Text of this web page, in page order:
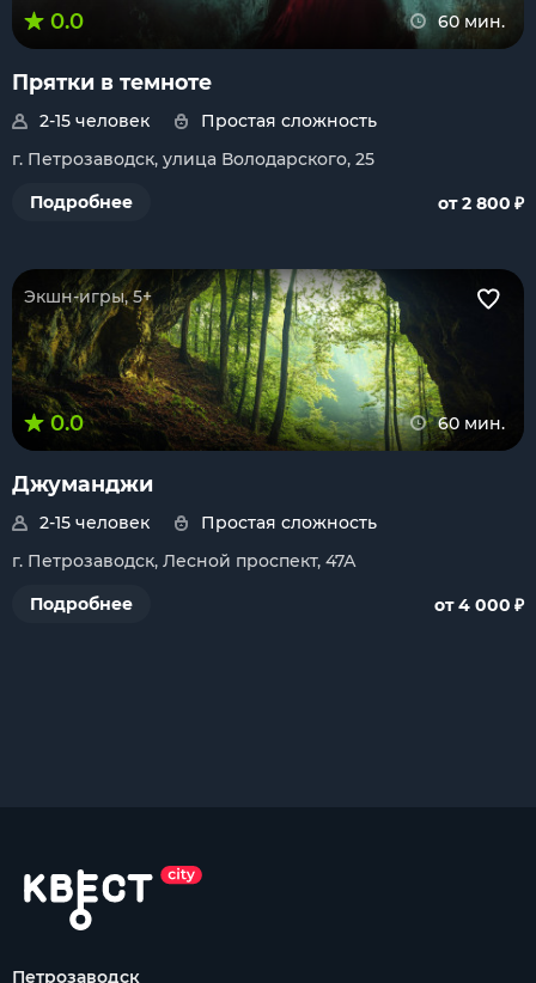
0.0 60 мин.
Прятки в темноте
2-15 человек
Простая сложность
г. Петрозаводск, улица Володарского, 25
Подробнее
от 2 800 ₽
Экшн-игры, 5+
0.0 60 мин.
Джуманджи
2-15 человек
Простая сложность
г. Петрозаводск, Лесной проспект, 47А
Подробнее
от 4 000 ₽
Петрозаводск